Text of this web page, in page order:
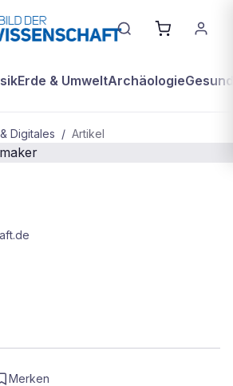
Erde & UmweltArchäologie
Digitales / Artikel
Merken